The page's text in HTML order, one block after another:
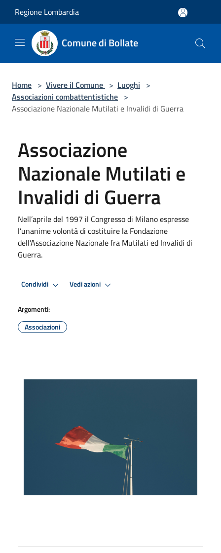
Regione Lombardia
Comune di Bollate
Home > Vivere il Comune > Luoghi >
Associazioni combattentistiche >
Associazione Nazionale Mutilati e Invalidi di Guerra
Associazione
Nazionale Mutilati e
Invalidi di Guerra
Nell’aprile del 1997 il Congresso di Milano espresse
l’unanime volontà di costituire la Fondazione
dell’Associazione Nazionale fra Mutilati ed Invalidi di
Guerra.
Condividi Vedi azioni
Argomenti:
Associazioni